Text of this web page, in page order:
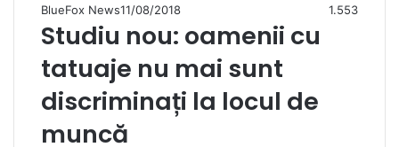
BlueFox News11/08/2018 1.553
Studiu nou: oamenii cu
tatuaje nu mai sunt
discriminați la locul de
muncă